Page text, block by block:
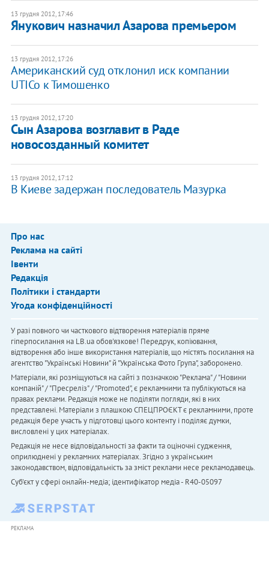
13 грудня 2012, 17:46
Янукович назначил Азарова премьером
13 грудня 2012, 17:26
Американский суд отклонил иск компании
UTICo к Тимошенко
13 грудня 2012, 17:20
Сын Азарова возглавит в Раде
новосозданный комитет
13 грудня 2012, 17:12
В Киеве задержан последователь Мазурка
Про нас
Реклама на сайті
Івенти
Редакція
Політики і стандарти
Угода конфіденційності
У разі повного чи часткового відтворення матеріалів пряме
гіперпосилання на LB.ua обов'язкове! Передрук, копіювання,
відтворення або інше використання матеріалів, що містять посилання на
агентство "Українськi Новини" й "Українська Фото Група", заборонено.
Матеріали, які розміщуються на сайті з позначкою "Реклама" / "Новини
компаній" / "Пресреліз" / "Promoted", є рекламними та публікуються на
правах реклами. Редакція може не поділяти погляди, які в них
представлені. Матеріали з плашкою СПЕЦПРОЄКТ є рекламними, проте
редакція бере участь у підготовці цього контенту і поділяє думки,
висловлені у цих матеріалах.
Редакція не несе відповідальності за факти та оціночні судження,
оприлюднені у рекламних матеріалах. Згідно з українським
законодавством, відповідальність за зміст реклами несе рекламодавець.
Cуб'єкт у сфері онлайн-медіа; ідентифікатор медіа - R40-05097
РЕКЛАМА